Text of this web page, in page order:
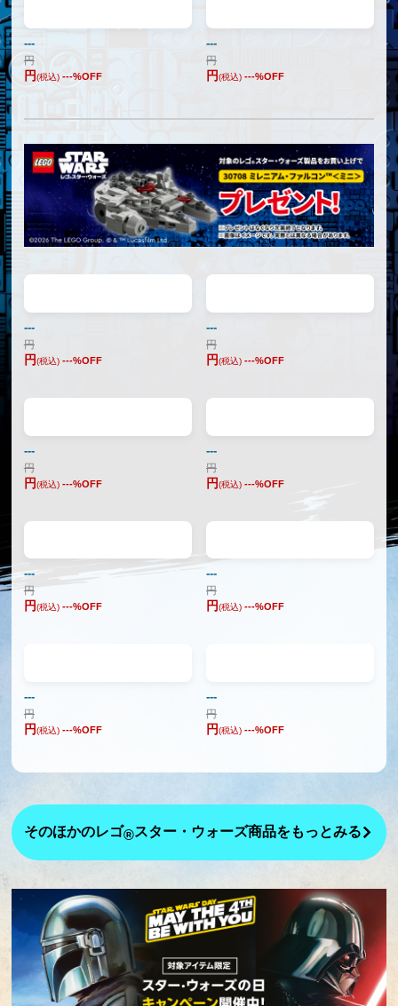
---
円
円(税込) ---%OFF
---
円
円(税込) ---%OFF
---
円
円(税込) ---%OFF
---
円
円(税込) ---%OFF
---
円
円(税込) ---%OFF
---
円
円(税込) ---%OFF
---
円
円(税込) ---%OFF
---
円
円(税込) ---%OFF
---
円
円(税込) ---%OFF
---
円
円(税込) ---%OFF
そのほかのレゴ®スター・ウォーズ商品をもっとみる